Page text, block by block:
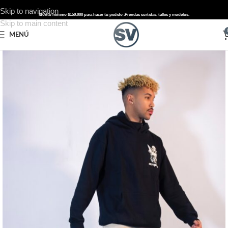
Skip to navigation
Skip to main content
Monto mínimo $150.000 para hacer tu pedido .Prendas surtidas, talles y modelos.
MENÚ